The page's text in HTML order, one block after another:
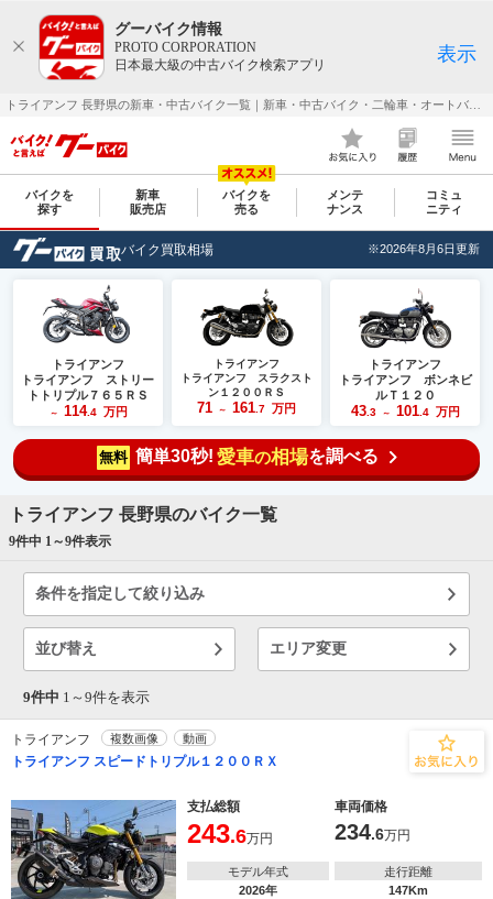
グーバイク情報
PROTO CORPORATION
日本最大級の中古バイク検索アプリ
表示
バイクを
探す
新車
販売店
バイクを
売る
メンテ
ナンス
コミュ
ニティ
バイク買取相場 ※2026年8月6日更新
トライアンフ
トライアンフ ストリー
トトリプル７６５ＲＳ
～ 114.4 万円
トライアンフ
トライアンフ スラクスト
ン１２００ＲＳ
71 ～ 161 .7 万円
トライアンフ
トライアンフ ボンネビ
ルＴ１２０
43.3 ～ 101.4 万円
無料 簡単30秒! 愛車の相場を調べる
トライアンフ 長野県のバイク一覧
9件中 1～9件表示
条件を指定して絞り込み
並び替え エリア変更
9件中 1～ 9件を表示
トライアンフ 複数画像 動画
トライアンフ スピードトリプル１２００ＲＸ
支払総額 車両価格
243.6万円 234.6万円
モデル年式
2026年
走行距離
147Km